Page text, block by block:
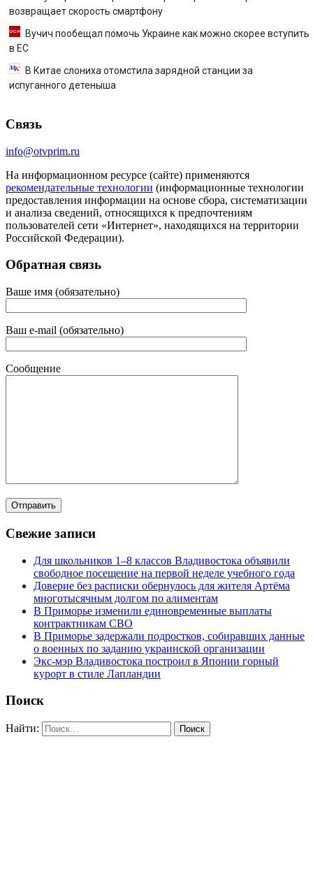
возвращает скорость смартфону
Вучич пообещал помочь Украине как можно скорее вступить
в ЕС
В Китае слониха отомстила зарядной станции за
испуганного детеныша
Связь
info@otvprim.ru
На информационном ресурсе (сайте) применяются
рекомендательные технологии (информационные технологии
предоставления информации на основе сбора, систематизации
и анализа сведений, относящихся к предпочтениям
пользователей сети «Интернет», находящихся на территории
Российской Федерации).
Обратная связь
Ваше имя (обязательно)
Ваш e-mail (обязательно)
Сообщение
Свежие записи
Для школьников 1–8 классов Владивостока объявили
свободное посещение на первой неделе учебного года
Доверие без расписки обернулось для жителя Артёма
многотысячным долгом по алиментам
В Приморье изменили единовременные выплаты
контрактникам СВО
В Приморье задержали подростков, собиравших данные
о военных по заданию украинской организации
Экс-мэр Владивостока построил в Японии горный
курорт в стиле Лапландии
Поиск
Найти: